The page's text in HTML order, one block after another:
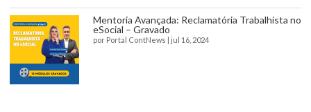
Mentoria Avançada: Reclamatória Trabalhista no
eSocial – Gravado
por Portal ContNews jul 16, 2024